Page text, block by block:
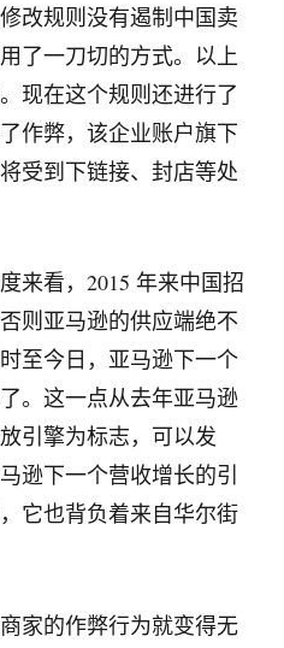
改规则没有遏制中国卖
了一刀切的方式。以上
现在这个规则还进行了
作弊，该企业账户旗下
受到下链接、封店等处
来看，2015 年来中国招
则亚马逊的供应端绝不
至今日，亚马逊下一个
。这一点从去年亚马逊
引擎为标志，可以发
逊下一个营收增长的引
它也背负着来自华尔街
家的作弊行为就变得无